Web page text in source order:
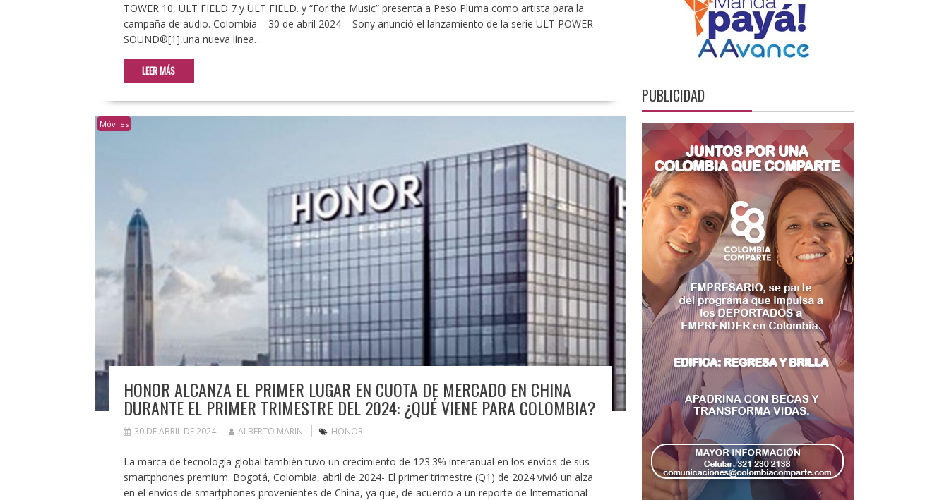
TOWER 10, ULT FIELD 7 y ULT FIELD. y “For the Music” presenta a Peso Pluma como artista para la
campaña de audio. Colombia – 30 de abril 2024 – Sony anunció el lanzamiento de la serie ULT POWER
SOUND®[1],una nueva línea…
LEER MÁS
Móviles
HONOR ALCANZA EL PRIMER LUGAR EN CUOTA DE MERCADO EN CHINA
DURANTE EL PRIMER TRIMESTRE DEL 2024: ¿QUÉ VIENE PARA COLOMBIA?
30 DE ABRIL DE 2024 ALBERTO MARIN HONOR
La marca de tecnología global también tuvo un crecimiento de 123.3% interanual en los envíos de sus
smartphones premium. Bogotá, Colombia, abril de 2024- El primer trimestre (Q1) de 2024 vivió un alza
en el envíos de smartphones provenientes de China, ya que, de acuerdo a un reporte de International
PUBLICIDAD